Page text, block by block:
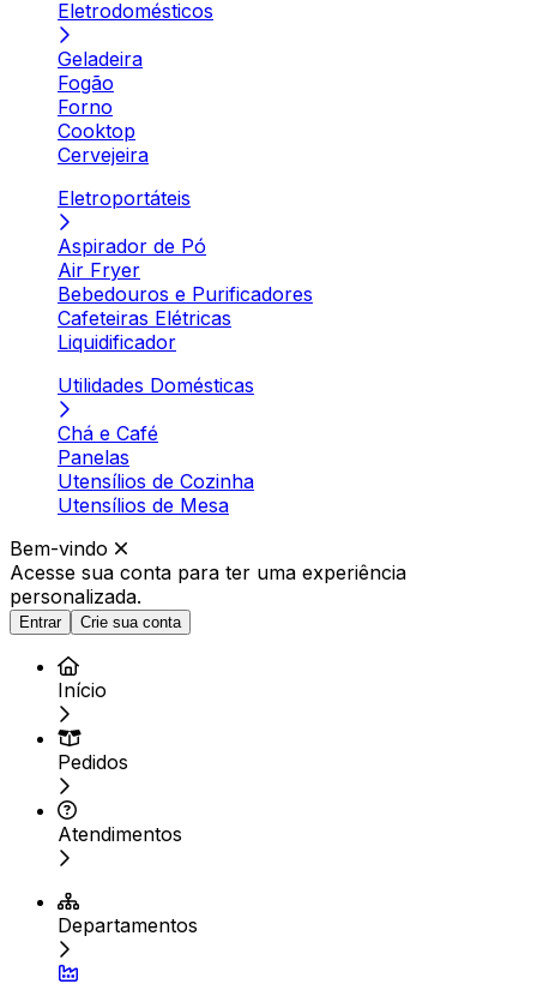
Eletrodomésticos
Geladeira
Fogão
Forno
Cooktop
Cervejeira
Eletroportáteis
Aspirador de Pó
Air Fryer
Bebedouros e Purificadores
Cafeteiras Elétricas
Liquidificador
Utilidades Domésticas
Chá e Café
Panelas
Utensílios de Cozinha
Utensílios de Mesa
Bem-vindo
Acesse sua conta para ter uma experiência
personalizada.
Entrar Crie sua conta
Início
Pedidos
Atendimentos
Departamentos